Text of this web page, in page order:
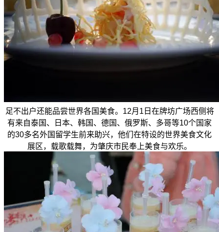
足不出户还能品尝世界各国美食。12月1日在牌坊广场西侧将
有来自泰国、日本、韩国、德国、俄罗斯、多哥等10个国家
的30多名外国留学生前来助兴，他们在特设的世界美食文化
展区，载歌载舞，为肇庆市民奉上美食与欢乐。